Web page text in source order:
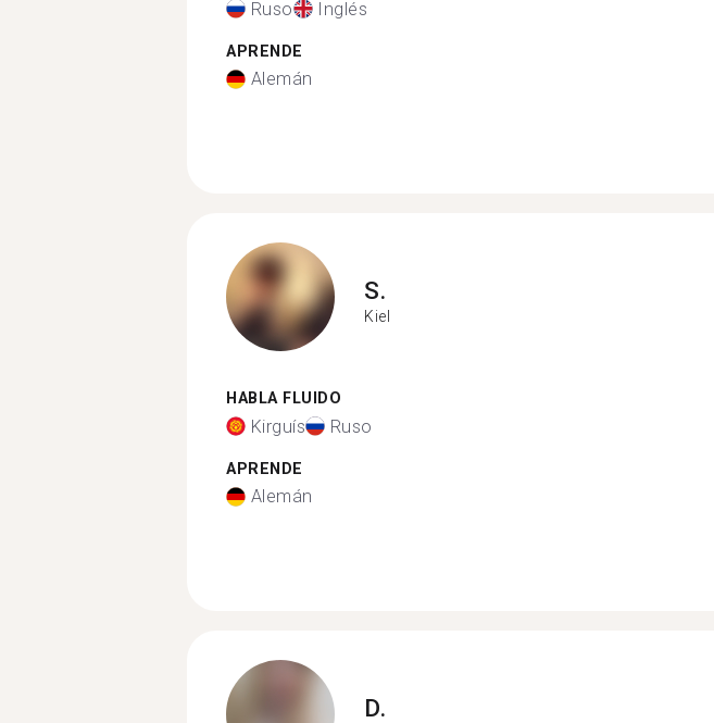
Ruso Inglés
APRENDE
Alemán
S.
Kiel
HABLA FLUIDO
Kirguís Ruso
APRENDE
Alemán
D.